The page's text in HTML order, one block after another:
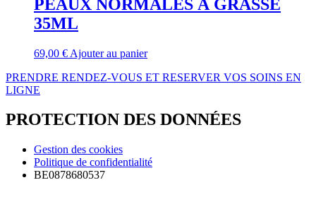
PEAUX NORMALES À GRASSE
35ML
69,00 € Ajouter au panier
PRENDRE RENDEZ-VOUS ET RESERVER VOS SOINS EN
LIGNE
PROTECTION DES DONNÉES
Gestion des cookies
Politique de confidentialité
BE0878680537